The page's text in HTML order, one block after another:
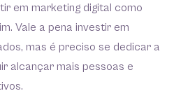
em marketing digital como
Vale a pena investir em
mas é preciso se dedicar a
alcançar mais pessoas e